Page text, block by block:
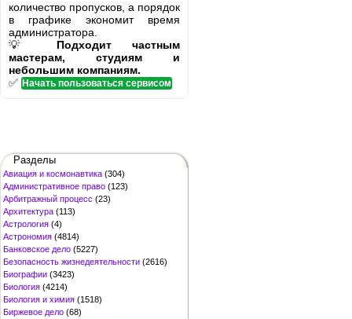
количество пропусков, а порядок
в графике экономит время
администратора.
💡 Подходит частным
мастерам, студиям и
небольшим компаниям.
✅ Начать пользоваться сервисом
Разделы
Авиация и космонавтика (304)
Административное право (123)
Арбитражный процесс (23)
Архитектура (113)
Астрология (4)
Астрономия (4814)
Банковское дело (5227)
Безопасность жизнедеятельности (2616)
Биографии (3423)
Биология (4214)
Биология и химия (1518)
Биржевое дело (68)